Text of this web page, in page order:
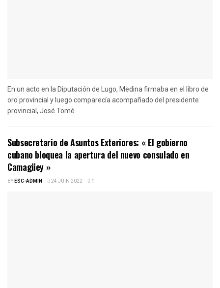
En un acto en la Diputación de Lugo, Medina firmaba en el libro de
oro provincial y luego comparecía acompañado del presidente
provincial, José Tomé.
Subsecretario de Asuntos Exteriores: « El gobierno
cubano bloquea la apertura del nuevo consulado en
Camagüey »
BYESC-ADMIN 24 JUIN 2022 1